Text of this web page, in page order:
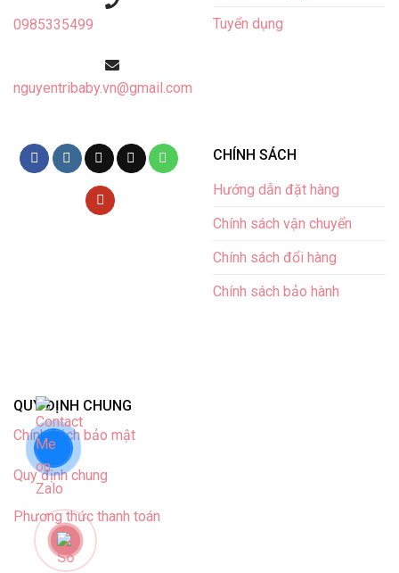
0985335499
nguyentribaby.vn@gmail.com
Tuyển dụng
CHÍNH SÁCH
Hướng dẫn đặt hàng
Chính sách vận chuyển
Chính sách đổi hàng
Chính sách bảo hành
QUY ĐỊNH CHUNG
Chính sách bảo mật
Quy định chung
Phương thức thanh toán